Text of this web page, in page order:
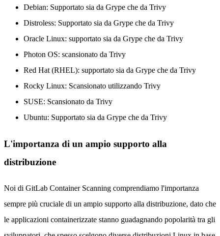
Debian: Supportato sia da Grype che da Trivy
Distroless: Supportato sia da Grype che da Trivy
Oracle Linux: supportato sia da Grype che da Trivy
Photon OS: scansionato da Trivy
Red Hat (RHEL): supportato sia da Grype che da Trivy
Rocky Linux: Scansionato utilizzando Trivy
SUSE: Scansionato da Trivy
Ubuntu: Supportato sia da Grype che da Trivy
L'importanza di un ampio supporto alla
distribuzione
Noi di GitLab Container Scanning comprendiamo l'importanza
sempre più cruciale di un ampio supporto alla distribuzione, dato che
le applicazioni containerizzate stanno guadagnando popolarità tra gli